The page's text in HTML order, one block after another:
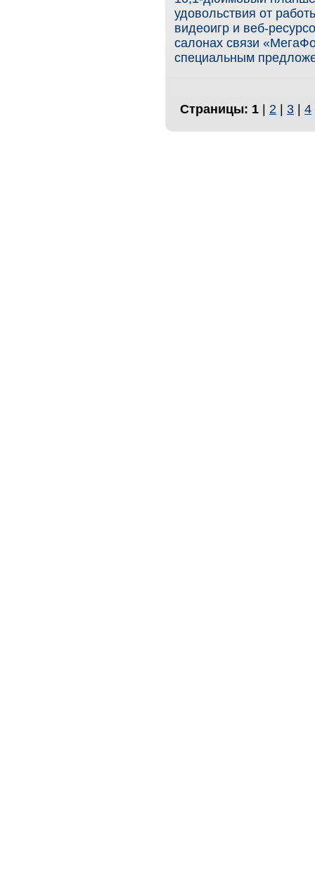
удовольствия от
видеоигр и веб-
салонах связи
специальным
Страницы: 1 | 2 | 3 | 4